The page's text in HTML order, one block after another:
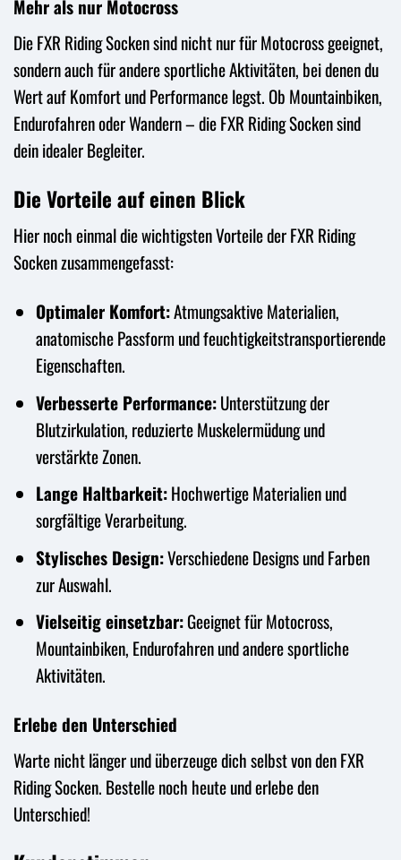
Mehr als nur Motocross
Die FXR Riding Socken sind nicht nur für Motocross geeignet,
sondern auch für andere sportliche Aktivitäten, bei denen du
Wert auf Komfort und Performance legst. Ob Mountainbiken,
Endurofahren oder Wandern – die FXR Riding Socken sind
dein idealer Begleiter.
Die Vorteile auf einen Blick
Hier noch einmal die wichtigsten Vorteile der FXR Riding
Socken zusammengefasst:
Optimaler Komfort:Atmungsaktive Materialien,
anatomische Passform und feuchtigkeitstransportierende
Eigenschaften.
Verbesserte Performance:Unterstützung der
Blutzirkulation, reduzierte Muskelermüdung und
verstärkte Zonen.
Lange Haltbarkeit:Hochwertige Materialien und
sorgfältige Verarbeitung.
Stylisches Design:Verschiedene Designs und Farben
zur Auswahl.
Vielseitig einsetzbar:Geeignet für Motocross,
Mountainbiken, Endurofahren und andere sportliche
Aktivitäten.
Erlebe den Unterschied
Warte nicht länger und überzeuge dich selbst von den FXR
Riding Socken. Bestelle noch heute und erlebe den
Unterschied!